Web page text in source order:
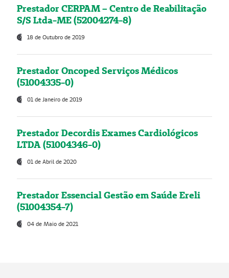
Prestador CERPAM – Centro de Reabilitação
S/S Ltda-ME (52004274-8)
18 de Outubro de 2019
Prestador Oncoped Serviços Médicos
(51004335-0)
01 de Janeiro de 2019
Prestador Decordis Exames Cardiológicos
LTDA (51004346-0)
01 de Abril de 2020
Prestador Essencial Gestão em Saúde Ereli
(51004354-7)
04 de Maio de 2021